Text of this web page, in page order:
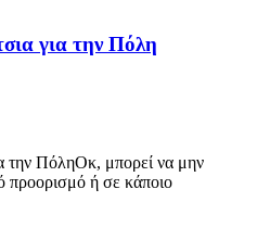
για την Πόλη
την ΠόληΟκ, μπορεί να μην
προορισμό ή σε κάποιο